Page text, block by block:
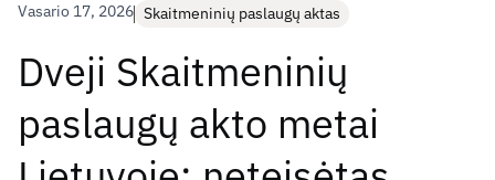
Vasario 17, 2026 Skaitmeninių paslaugų aktas
Dveji Skaitmeninių
paslaugų akto metai